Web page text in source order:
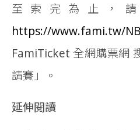
至索完為止，
https://www.fami.tw/
FamiTicket 全網購票網
請賽」。
延伸閱讀